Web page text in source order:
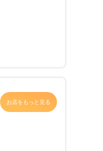
お店をもっと見る